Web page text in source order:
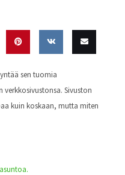
on VK this
sen tuomia
Sivuston
kuin koskaan, mutta miten